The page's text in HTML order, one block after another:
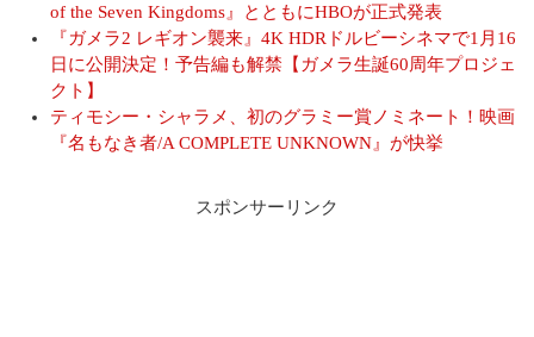
of the Seven Kingdoms』とともにHBOが正式発表
『ガメラ2 レギオン襲来』4K HDRドルビーシネマで1月16
日に公開決定！予告編も解禁【ガメラ生誕60周年プロジェ
クト】
ティモシー・シャラメ、初のグラミー賞ノミネート！映画
『名もなき者/A COMPLETE UNKNOWN』が快挙
スポンサーリンク